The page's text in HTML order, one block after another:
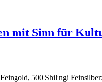
mit Sinn für
500 Shilingi